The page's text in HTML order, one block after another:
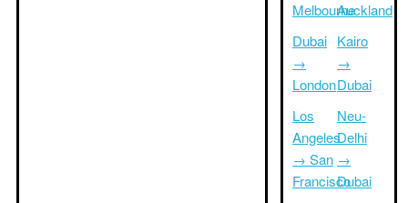
Melbourne
Dubai
→
London
Los
Angeles
→ San
Francisco
Auckland
Kairo
→
Dubai
Neu-
Delhi
→
Dubai